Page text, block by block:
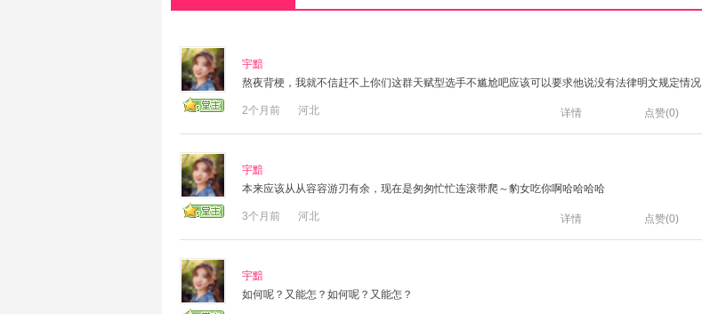
宇黯
熬夜背梗，我就不信赶不上你们这群天赋型选手不尴尬吧应该可以要求他说没有法律明文规定情况
2个月前 河北 详情 点赞(0)
宇黯
本来应该从从容容游刃有余，现在是匆匆忙忙连滚带爬～豹女吃你啊哈哈哈哈
3个月前 河北 详情 点赞(0)
宇黯
如何呢？又能怎？如何呢？又能怎？